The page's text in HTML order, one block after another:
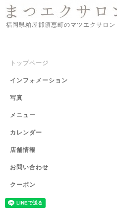
福岡県粕屋郡須恵町のマツエクサロン
トップページ
インフォメーション
写真
メニュー
カレンダー
店舗情報
お問い合わせ
クーポン